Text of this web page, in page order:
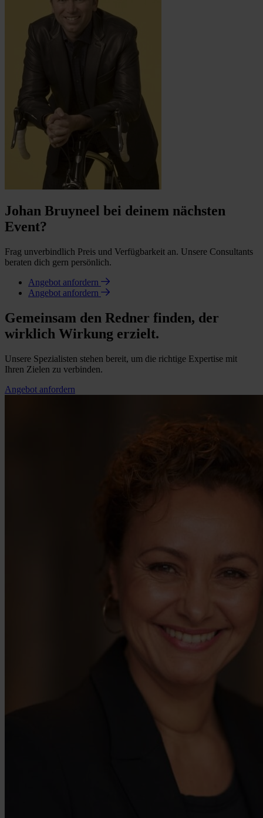
Johan Bruyneel bei deinem nächsten
Event?
Frag unverbindlich Preis und Verfügbarkeit an. Unsere Consultants
beraten dich gern persönlich.
Angebot anfordern
Angebot anfordern
Gemeinsam den Redner finden, der
wirklich Wirkung erzielt.
Unsere Spezialisten stehen bereit, um die richtige Expertise mit
Ihren Zielen zu verbinden.
Angebot anfordern